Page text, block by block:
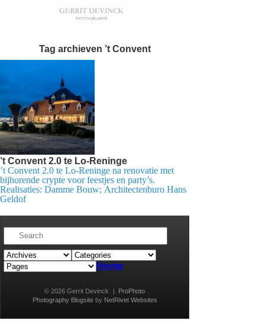
Tag archieven ’t Convent
’t Convent 2.0 te Lo-Reninge
’t Convent 2.0 te Lo-Reninge na renovatie met
bijhorende crypte voor feestjes en party’s.
Realisaties: Damme Bouw; Architectenburo Hans
Geldof
Home
© 2026 Gerrit Devinck |
ProPhoto
Photography Blogsiteby NetRivet Websites